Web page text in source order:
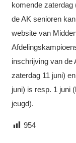
komende zaterdag
de AK senioren
website van
inschrijving van de
zaterdag 11 juni)
juni) is resp. 1 juni
jeugd).
954